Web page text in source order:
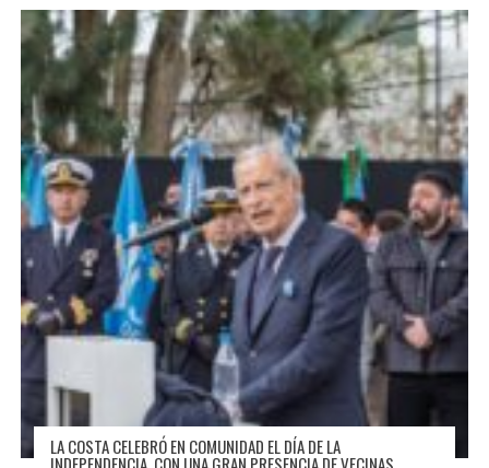
LA COSTA CELEBRÓ EN COMUNIDAD EL DÍA DE LA